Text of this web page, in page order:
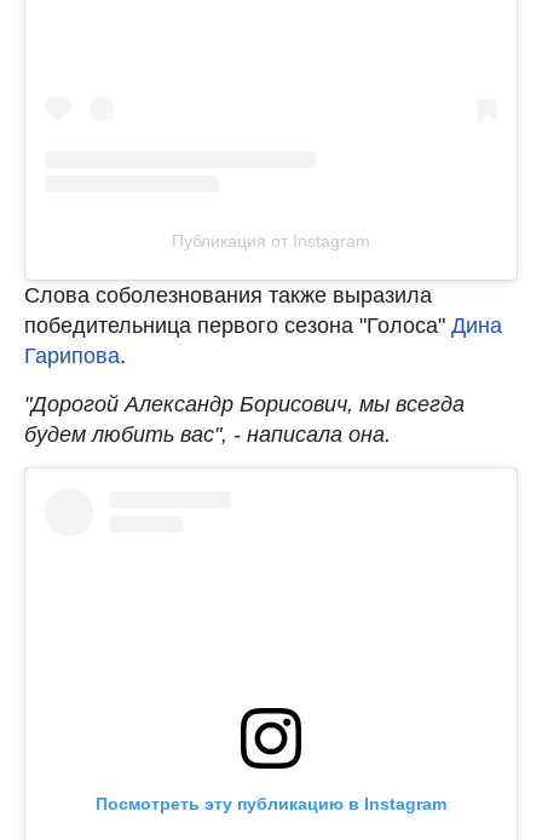
Публикация от Instagram
Слова соболезнования также выразила
победительница первого сезона "Голоса" Дина
Гарипова.
"Дорогой Александр Борисович, мы всегда
будем любить вас", - написала она.
Посмотреть эту публикацию в Instagram